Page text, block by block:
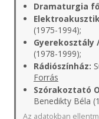
Dramaturgia
(1975-1994);
Gyerekosztály
(1978-1999);
Rádiószínház:
Forrás
Szórakoztató
Benedikty Béla
Az adatokban